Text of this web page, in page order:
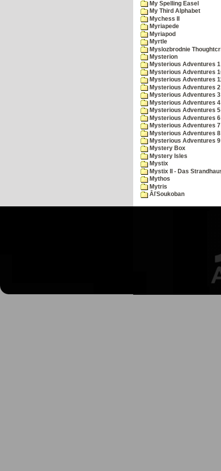
My Spelling Easel
My Third Alphabet
Mychess II
Myriapede
Myriapod
Myrtle
Myslozbrodnie
Mysterion
Mysterious Adventures
Mysterious Adventures
Mysterious Adventures
Mysterious Adventures
Mysterious Adventures
Mysterious Adventures
Mysterious Adventures
Mysterious Adventures
Mysterious Adventures
Mysterious Adventures
Mysterious Adventures
Mystery Box
Mystery Isles
Mystix
Mystix II - Das
Mythos
Mytris
ÂľSoukoban